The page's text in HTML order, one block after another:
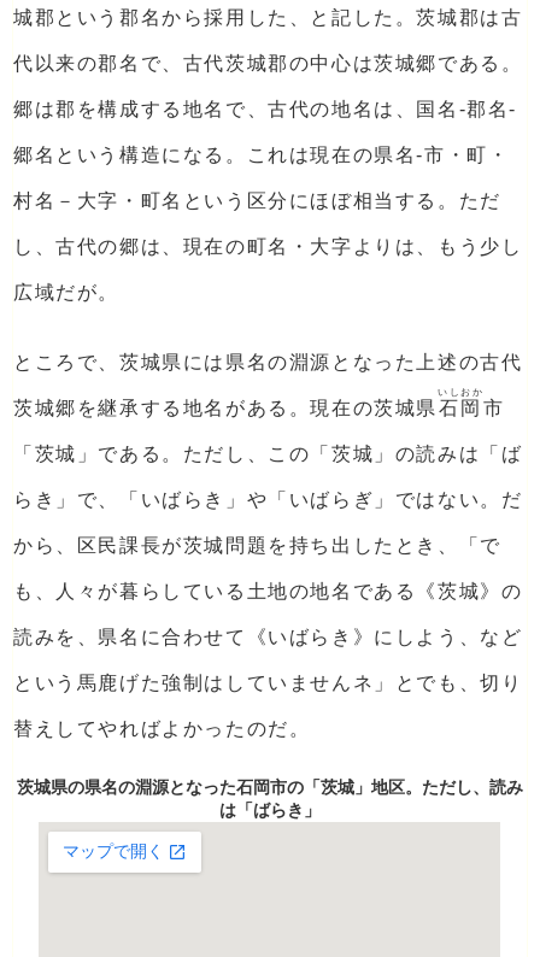
城郡という郡名から採用した、と記した。茨城郡は古
代以来の郡名で、古代茨城郡の中心は茨城郷である。
郷は郡を構成する地名で、古代の地名は、国名-郡名-
郷名という構造になる。これは現在の県名-市・町・
村名－大字・町名という区分にほぼ相当する。ただ
し、古代の郷は、現在の町名・大字よりは、もう少し
広域だが。
ところで、茨城県には県名の淵源となった上述の古代
茨城郷を継承する地名がある。現在の茨城県 石岡
いしおか
市
「茨城」である。ただし、この「茨城」の読みは「ば
らき」で、「いばらき」や「いばらぎ」ではない。だ
から、区民課長が茨城問題を持ち出したとき、「で
も、人々が暮らしている土地の地名である《茨城》の
読みを、県名に合わせて《いばらき》にしよう、など
という馬鹿げた強制はしていませんネ」とでも、切り
替えしてやればよかったのだ。
茨城県の県名の淵源となった石岡市の「茨城」地区。ただし、読み
は「ばらき」